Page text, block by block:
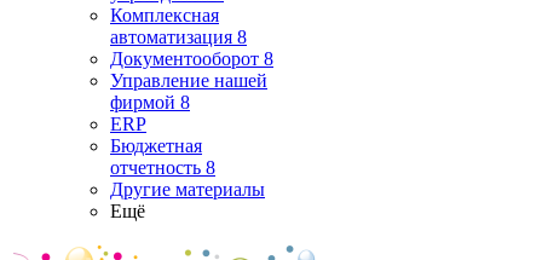
Комплексная
автоматизация 8
Документооборот 8
Управление нашей
фирмой 8
ERP
Бюджетная
отчетность 8
Другие материалы
Ещё